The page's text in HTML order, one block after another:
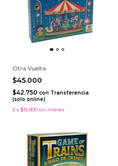
Otra Vuelta
$45.000
$42.750 con Transferencia
(solo online)
3 x $15.000 sin interés